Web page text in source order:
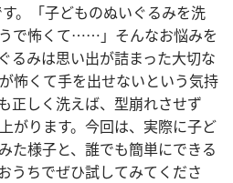
。「子どものぬいぐるみを洗
で怖くて……」そんなお悩みを
るみは思い出が詰まった大切な
怖くて手を出せないという気持
正しく洗えば、型崩れさせず
がります。今回は、実際に子ど
た様子と、誰でも簡単にできる
うちでぜひ試してみてくださ